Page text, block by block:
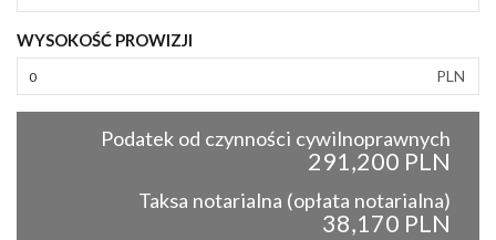
WYSOKOŚĆ PROWIZJI
PLN
Podatek od czynności cywilnoprawnych
291,200 PLN
Taksa notarialna (opłata notarialna)
38,170 PLN